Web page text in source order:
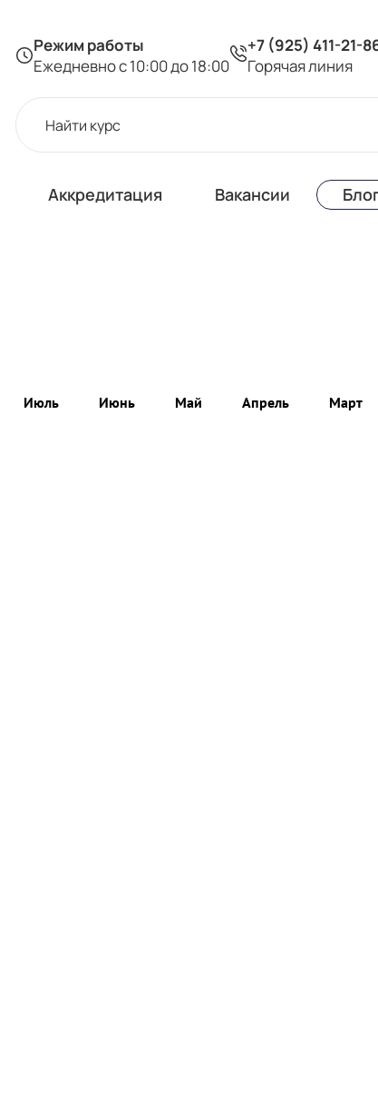
Режим работы
Ежедневно с 10:00 до 18:00
+7 (925) 411-21-
Горячая линия
Аккредитация Вакансии
Июль Июнь Май Апрель Март